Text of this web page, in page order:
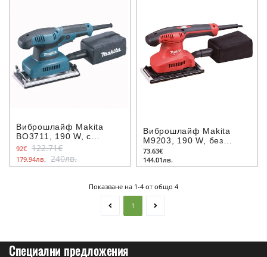
Виброшлайф Makita
BO3711, 190 W, с
регулиране на обороти
92€ 122.71€
179.94лв. 240лв.
Виброшлайф Makita
M9203, 190 W, без
регулиране на обороти
73.63€
144.01лв.
Показване на 1-4 от общо 4
1
Специални предложения